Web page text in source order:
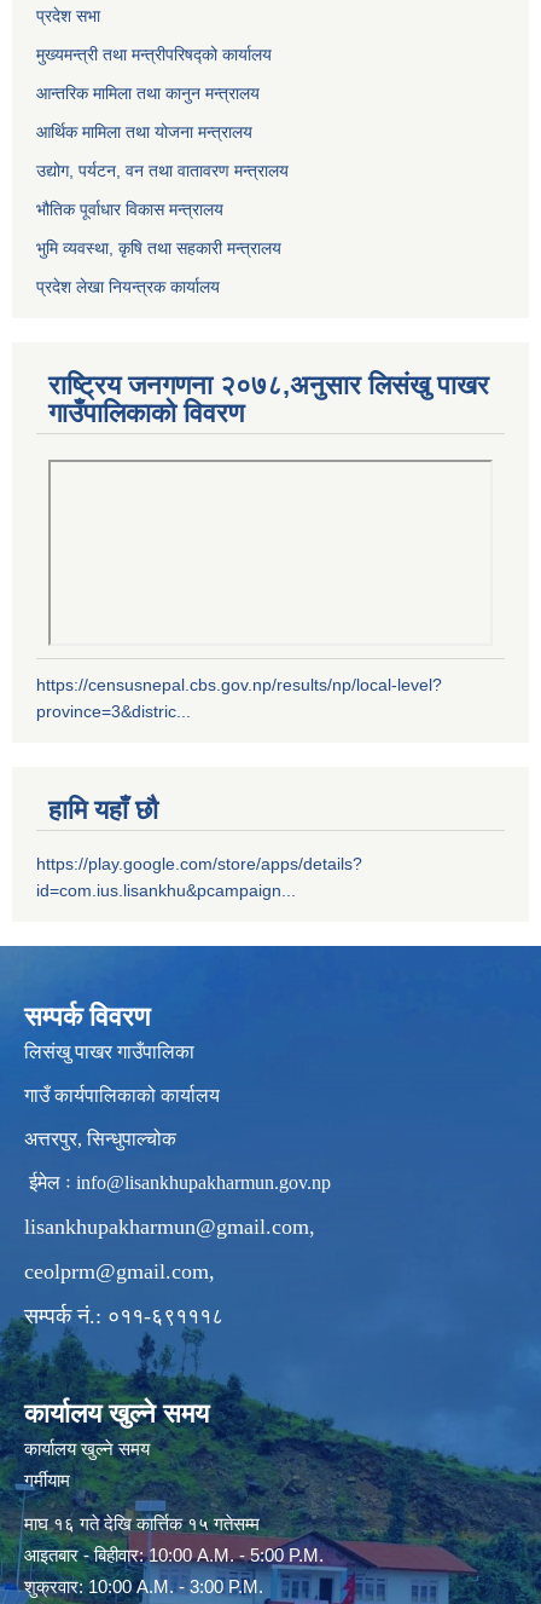
प्रदेश सभा
मुख्यमन्त्री तथा मन्त्रीपरिषद्को कार्यालय
आन्तरिक मामिला तथा कानुन मन्त्रालय
आर्थिक मामिला तथा योजना मन्त्रालय
उद्योग, पर्यटन, वन तथा वातावरण मन्त्रालय
भौतिक पूर्वाधार विकास मन्त्रालय
भुमि व्यवस्था, कृषि तथा सहकारी मन्त्रालय
प्रदेश लेखा नियन्त्रक कार्यालय
राष्ट्रिय जनगणना २०७८,अनुसार लिसंखु पाखर
गाउँपालिकाको विवरण
https://censusnepal.cbs.gov.np/results/np/local-level?
province=3&distric...
हामि यहाँ छौ
https://play.google.com/store/apps/details?
id=com.ius.lisankhu&pcampaign...
सम्पर्क विवरण
लिसंखु पाखर गाउँपालिका
गाउँ कार्यपालिकाको कार्यालय
अत्तरपुर, सिन्धुपाल्चोक
ईमेल ः info@lisankhupakharmun.gov.np
lisankhupakharmun@gmail.com,
ceolprm@gmail.com,
सम्पर्क नं.: ०११-६९१११८
कार्यालय खुल्ने समय
कार्यालय खुल्ने समय
गर्मीयाम
माघ १६ गते देखि कार्त्तिक १५ गतेसम्म
आइतबार - बिहीवार: 10:00 A.M. - 5:00 P.M.
शुक्रवार: 10:00 A.M. - 3:00 P.M.